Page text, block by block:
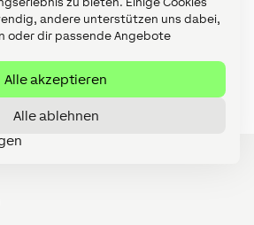
zu bieten. Einige Cookies
andere unterstützen uns dabei,
oder dir passende Angebote
Alle akzeptieren
Alle ablehnen
(10)
(32)